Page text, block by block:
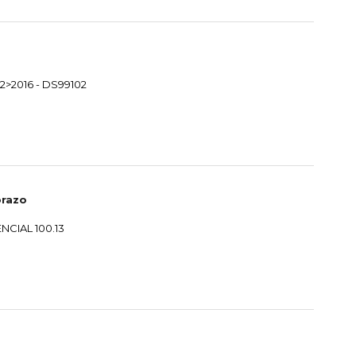
- DS99102
100.13